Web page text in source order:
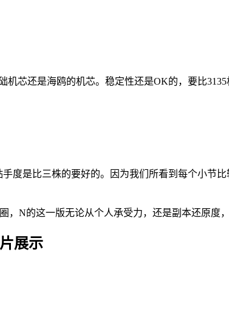
芯还是海鸥的机芯。稳定性还是OK的，要比3135
度是比三株的要好的。因为我们所看到每个小节
N的这一版无论从个人承受力，还是副本还原度
展示